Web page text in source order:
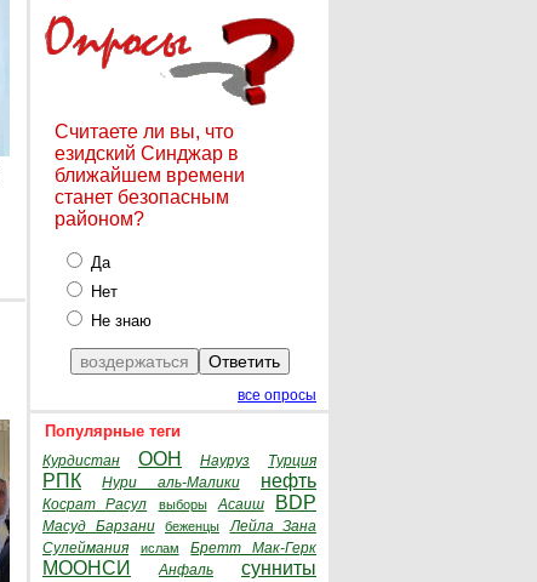
Считаете ли вы, что
езидский Синджар в
ближайшем времени
станет безопасным
районом?
Да
Нет
Не знаю
все опросы
Популярные теги
Курдистан ООН Науруз Турция
РПК Нури аль-Малики нефть
Косрат Расул выборы Асаиш BDP
Масуд Барзани беженцы
Лейла Зана
Сулеймания
ислам Бретт Мак-Герк
МООНСИ Анфаль сунниты